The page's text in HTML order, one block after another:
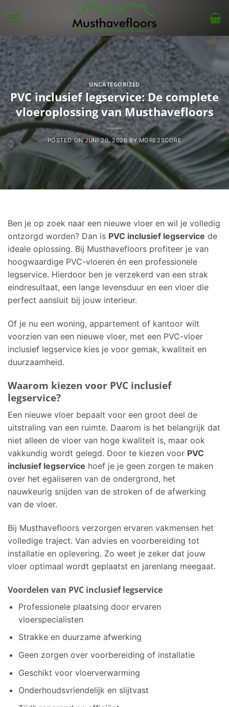
UNCATEGORIZED
PVC inclusief legservice: De complete
vloeroplossing van Musthavefloors
POSTED ONJUNI 20, 2026 BYMORE2SCORE
Ben je op zoek naar een nieuwe vloer en wil je volledig
ontzorgd worden? Dan is PVC inclusief legservice de
ideale oplossing. Bij Musthavefloors profiteer je van
hoogwaardige PVC-vloeren én een professionele
legservice. Hierdoor ben je verzekerd van een strak
eindresultaat, een lange levensduur en een vloer die
perfect aansluit bij jouw interieur.
Of je nu een woning, appartement of kantoor wilt
voorzien van een nieuwe vloer, met een PVC-vloer
inclusief legservice kies je voor gemak, kwaliteit en
duurzaamheid.
Waarom kiezen voor PVC inclusief
legservice?
Een nieuwe vloer bepaalt voor een groot deel de
uitstraling van een ruimte. Daarom is het belangrijk dat
niet alleen de vloer van hoge kwaliteit is, maar ook
vakkundig wordt gelegd. Door te kiezen voor PVC
inclusief legservice hoef je je geen zorgen te maken
over het egaliseren van de ondergrond, het
nauwkeurig snijden van de stroken of de afwerking
van de vloer.
Bij Musthavefloors verzorgen ervaren vakmensen het
volledige traject. Van advies en voorbereiding tot
installatie en oplevering. Zo weet je zeker dat jouw
vloer optimaal wordt geplaatst en jarenlang meegaat.
Voordelen van PVC inclusief legservice
Professionele plaatsing door ervaren
vloerspecialisten
Strakke en duurzame afwerking
Geen zorgen over voorbereiding of installatie
Geschikt voor vloerverwarming
Onderhoudsvriendelijk en slijtvast